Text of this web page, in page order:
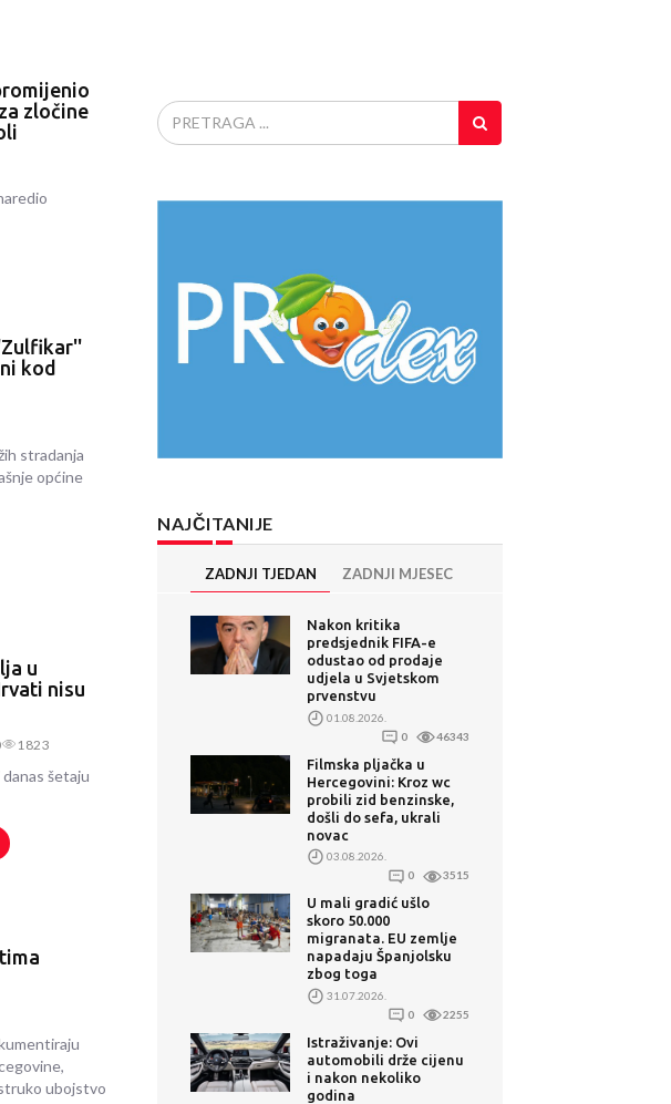
zločine
kod
stradanja
općine
u
nisu
1823
šetaju
ubojstvo
NAJČITANIJE
ZADNJI TJEDAN ZADNJI MJESEC
Nakon kritika
predsjednik FIFA-e
odustao od prodaje
udjela u Svjetskom
prvenstvu
01.08.2026.
0
46343
Filmska pljačka u
Hercegovini: Kroz wc
probili zid benzinske,
došli do sefa, ukrali
novac
03.08.2026.
0
3515
U mali gradić ušlo
skoro 50.000
migranata. EU zemlje
napadaju Španjolsku
zbog toga
31.07.2026.
0
2255
Istraživanje: Ovi
automobili drže cijenu
i nakon nekoliko
godina